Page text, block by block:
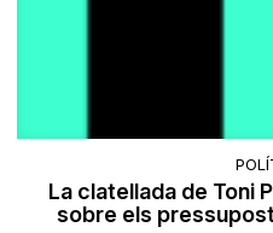
La clatellada de Toni
sobre els